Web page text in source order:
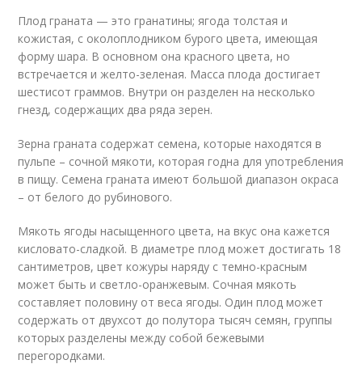
Плод граната — это гранатины; ягода толстая и
кожистая, с околоплодником бурого цвета, имеющая
форму шара. В основном она красного цвета, но
встречается и желто-зеленая. Масса плода достигает
шестисот граммов. Внутри он разделен на несколько
гнезд, содержащих два ряда зерен.
Зерна граната содержат семена, которые находятся в
пульпе – сочной мякоти, которая годна для употребления
в пищу. Семена граната имеют большой диапазон окраса
– от белого до рубинового.
Мякоть ягоды насыщенного цвета, на вкус она кажется
кисловато-сладкой. В диаметре плод может достигать 18
сантиметров, цвет кожуры наряду с темно-красным
может быть и светло-оранжевым. Сочная мякоть
составляет половину от веса ягоды. Один плод может
содержать от двухсот до полутора тысяч семян, группы
которых разделены между собой бежевыми
перегородками.